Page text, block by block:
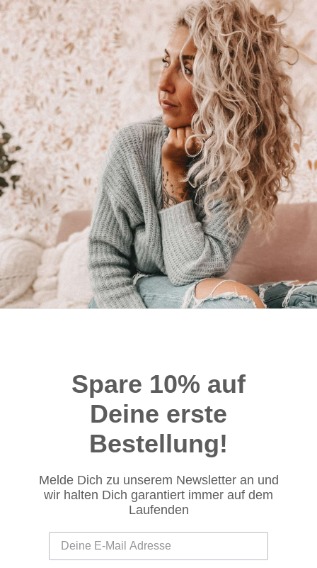
Spare 10% auf
Deine erste
Bestellung!
Melde Dich zu unserem Newsletter an und
wir halten Dich garantiert immer auf dem
Laufenden